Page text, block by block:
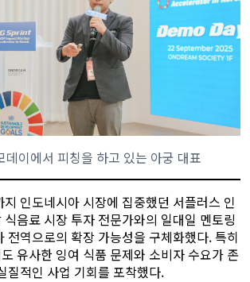
데이에서 피칭을 하고 있는 아궁 대표
인도네시아 시장에 집중했던 서플러스 인
음료 시장 투자 전문가와의 일대일 멘토링
전역으로의 확장 가능성을 구체화했다. 특히
유사한 잉여 식품 문제와 소비자 수요가 존
질적인 사업 기회를 포착했다.